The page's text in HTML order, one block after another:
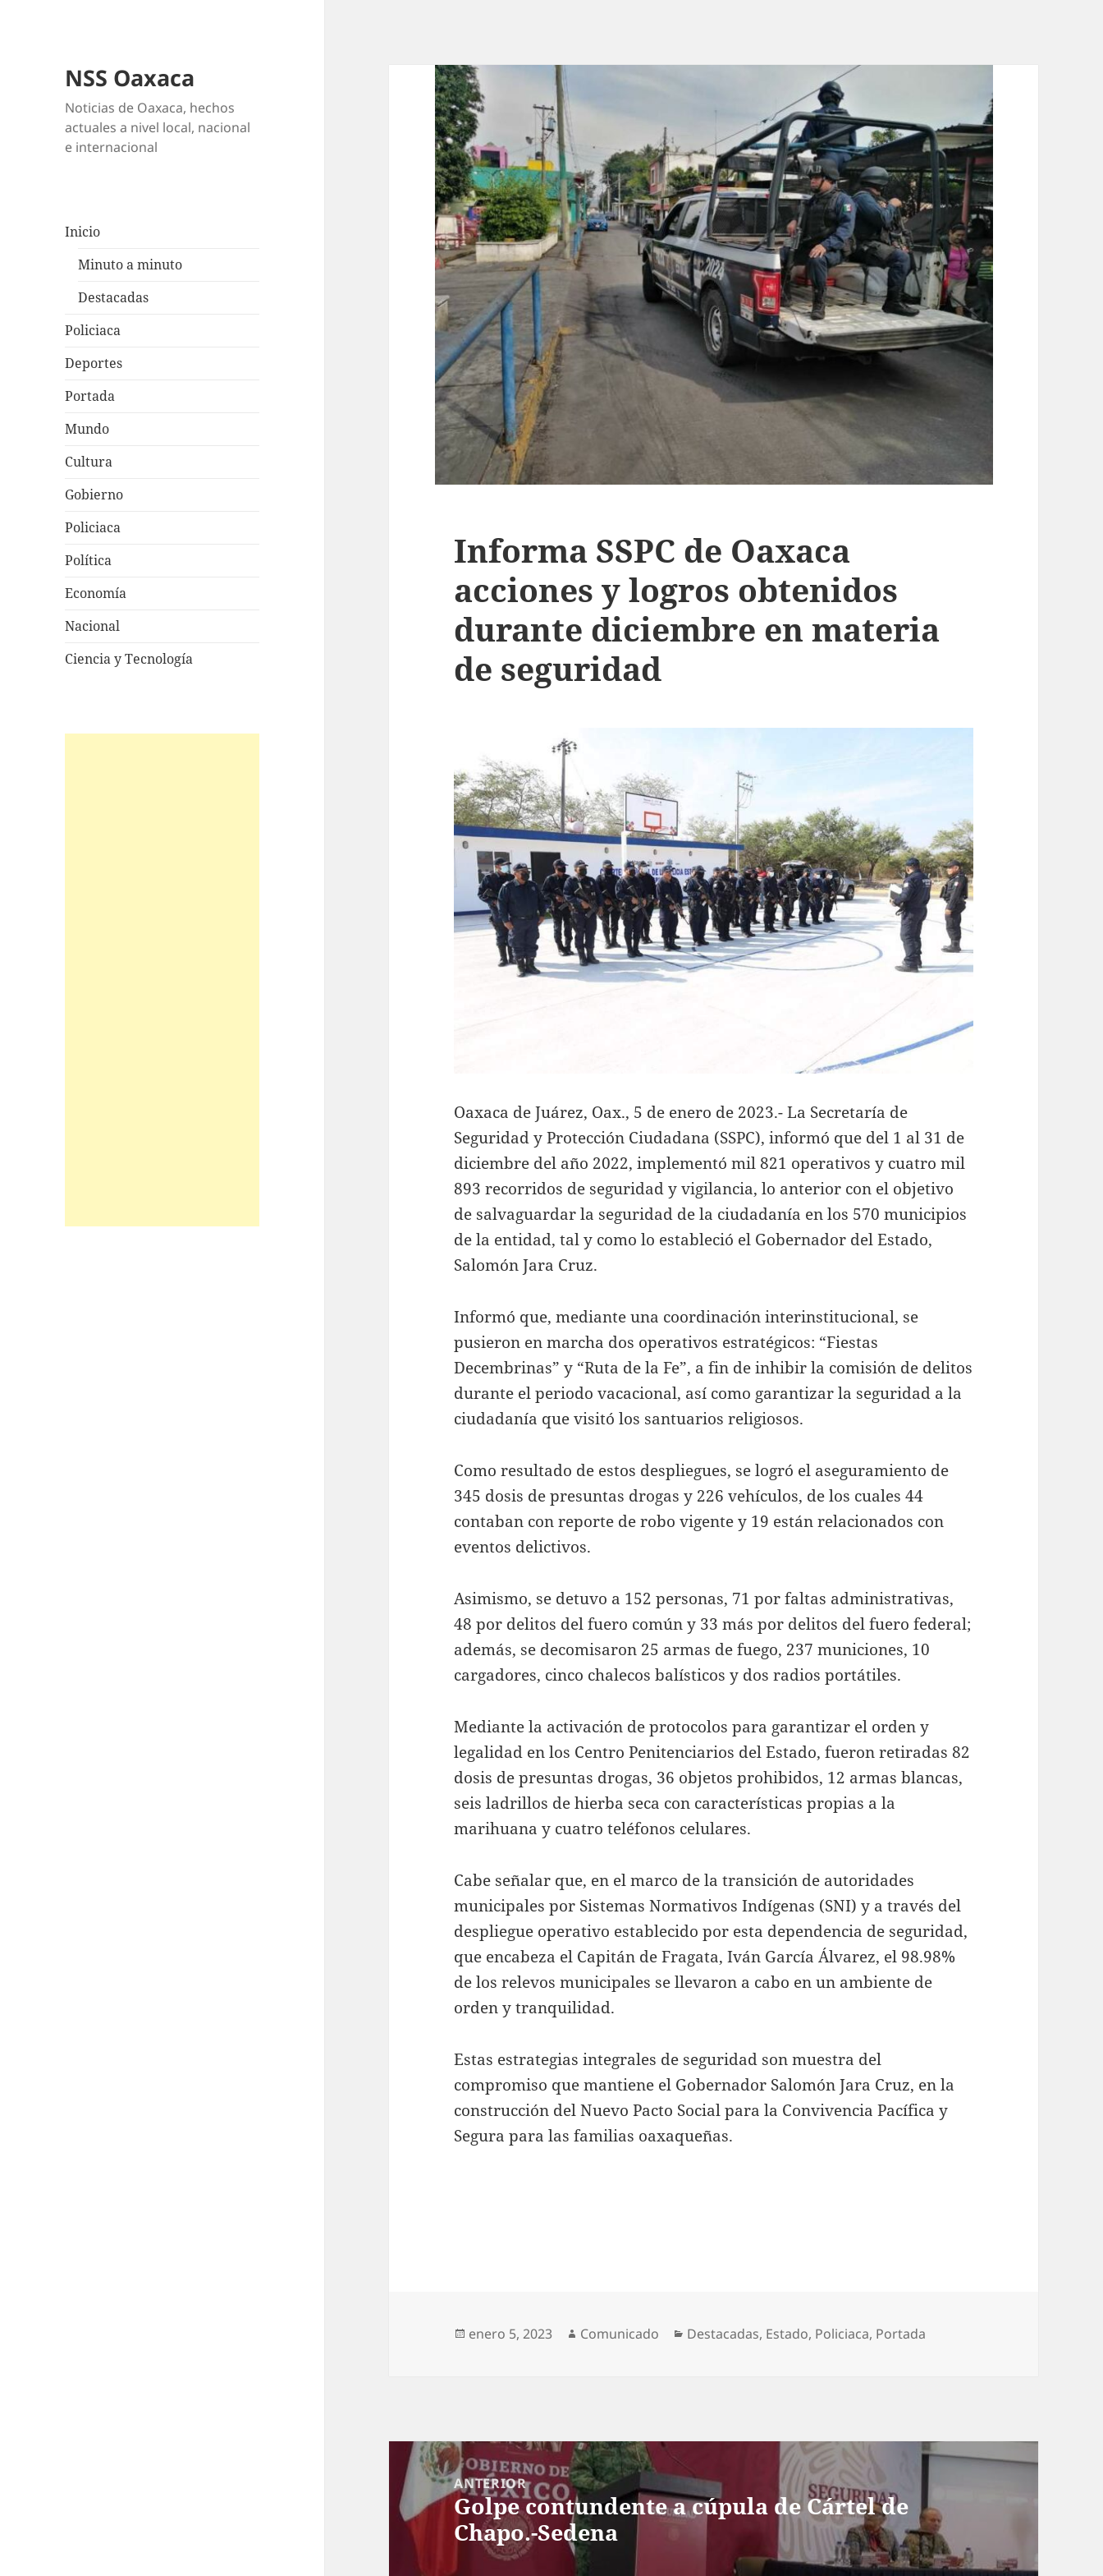
NSS Oaxaca
Noticias de Oaxaca, hechos
actuales a nivel local, nacional
e internacional
Inicio
Minuto a minuto
Destacadas
Policiaca
Deportes
Portada
Mundo
Cultura
Gobierno
Policiaca
Política
Economía
Nacional
Ciencia y Tecnología
Informa SSPC de Oaxaca
acciones y logros obtenidos
durante diciembre en materia
de seguridad
Oaxaca de Juárez, Oax., 5 de enero de 2023.- La Secretaría de
Seguridad y Protección Ciudadana (SSPC), informó que del 1 al 31 de
diciembre del año 2022, implementó mil 821 operativos y cuatro mil
893 recorridos de seguridad y vigilancia, lo anterior con el objetivo
de salvaguardar la seguridad de la ciudadanía en los 570 municipios
de la entidad, tal y como lo estableció el Gobernador del Estado,
Salomón Jara Cruz.
Informó que, mediante una coordinación interinstitucional, se
pusieron en marcha dos operativos estratégicos: “Fiestas
Decembrinas” y “Ruta de la Fe”, a fin de inhibir la comisión de delitos
durante el periodo vacacional, así como garantizar la seguridad a la
ciudadanía que visitó los santuarios religiosos.
Como resultado de estos despliegues, se logró el aseguramiento de
345 dosis de presuntas drogas y 226 vehículos, de los cuales 44
contaban con reporte de robo vigente y 19 están relacionados con
eventos delictivos.
Asimismo, se detuvo a 152 personas, 71 por faltas administrativas,
48 por delitos del fuero común y 33 más por delitos del fuero federal;
además, se decomisaron 25 armas de fuego, 237 municiones, 10
cargadores, cinco chalecos balísticos y dos radios portátiles.
Mediante la activación de protocolos para garantizar el orden y
legalidad en los Centro Penitenciarios del Estado, fueron retiradas 82
dosis de presuntas drogas, 36 objetos prohibidos, 12 armas blancas,
seis ladrillos de hierba seca con características propias a la
marihuana y cuatro teléfonos celulares.
Cabe señalar que, en el marco de la transición de autoridades
municipales por Sistemas Normativos Indígenas (SNI) y a través del
despliegue operativo establecido por esta dependencia de seguridad,
que encabeza el Capitán de Fragata, Iván García Álvarez, el 98.98%
de los relevos municipales se llevaron a cabo en un ambiente de
orden y tranquilidad.
Estas estrategias integrales de seguridad son muestra del
compromiso que mantiene el Gobernador Salomón Jara Cruz, en la
construcción del Nuevo Pacto Social para la Convivencia Pacífica y
Segura para las familias oaxaqueñas.
Publicado
enero 5, 2023 Autor
Comunicado Categorías
Destacadas, Estado, Policiaca, Portada
Navegación
de
entradas
ANTERIOR
Entrada
anterior:
Golpe contundente a cúpula de Cártel de
Chapo.-Sedena